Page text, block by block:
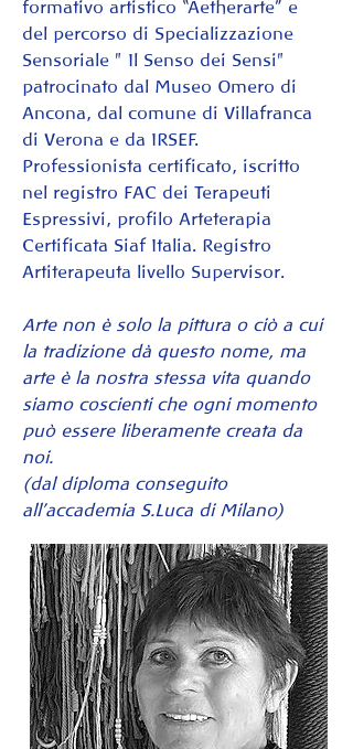
formativo artistico “Aetherarte” e
del percorso di Specializzazione
Sensoriale " Il Senso dei Sensi"
patrocinato dal Museo Omero di
Ancona, dal comune di Villafranca
di Verona e da IRSEF.
Professionista certificato, iscritto
nel registro FAC dei Terapeuti
Espressivi, profilo Arteterapia
Certificata Siaf Italia. Registro
Artiterapeuta livello Supervisor.
Arte non è solo la pittura o ciò a cui
la tradizione dà questo nome, ma
arte è la nostra stessa vita quando
siamo coscienti che ogni momento
può essere liberamente creata da
noi.
(dal diploma conseguito
all'accademia S.Luca di Milano)